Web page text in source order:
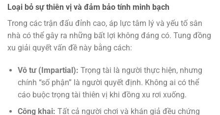
Loại bỏ sự thiên vị và đảm bảo tính minh bạch
Trong các trận đấu đỉnh cao, áp lực tâm lý và yếu tố sân
nhà có thể gây ra những bất lợi không đáng có. Tung đồng
xu giải quyết vấn đề này bằng cách:
Vô tư (Impartial): Trọng tài là người thực hiện, nhưng
chính “số phận” là người quyết định. Không ai có thể
cáo buộc trọng tài thiên vị khi đồng xu rơi xuống.
Công khai: Tất cả người chơi và khán giả đều chứng